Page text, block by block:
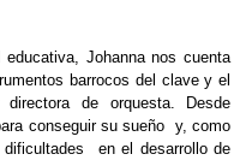
Johanna nos cuenta
barrocos del clave y el
de orquesta. Desde
conseguir su sueño y, como
dificultades en el desarrollo de